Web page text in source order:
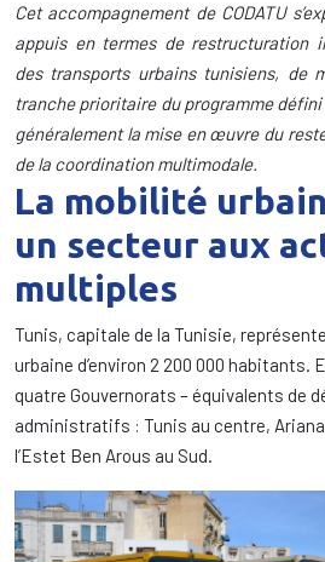
Cet accompagnement de CODATU
appuis en termes de restructuration
des transports urbains tunisiens, de
tranche prioritaire du programme
généralement la mise en œuvre du
de la coordination multimodale.
La mobilité
un secteur aux
multiples
Tunis, capitale de la Tunisie,
urbaine d’environ 2 200 000 habitants.
quatre Gouvernorats – équivalents de
administratifs : Tunis au centre, Ariana
l’Estet Ben Arous au Sud.